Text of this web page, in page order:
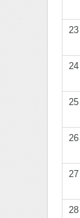
23
24
25
26
27
28